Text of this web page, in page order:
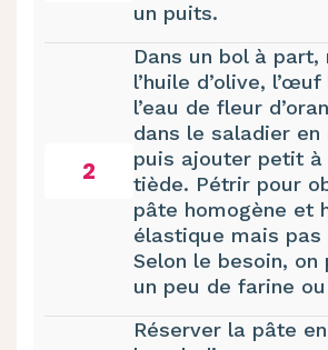
un puits.
2
Dans un bol à part,
l’huile d’olive,
l’eau de fleur
dans le saladier en
puis ajouter petit
tiède. Pétrir pour
pâte homogène et
élastique mais pas
Selon le besoin,
un peu de farine
Réserver la pâte